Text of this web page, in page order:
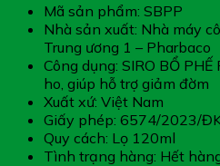
Mã sản phẩm: SBPP
Nhà sản xuất: Nhà máy
Trung ương 1 – Pharbaco
Công dụng: SIRO BỔ
ho, giúp hỗ trợ giảm đờm
Xuất xứ: Việt Nam
Giấy phép: 6574/2023/
Quy cách: Lọ 120ml
Tình trạng hàng: Hết